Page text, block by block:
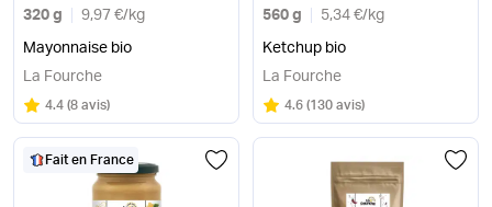
320 g 9,97 €/ kg
Mayonnaise bio
La Fourche
Note
4.4 sur 5
(8 avis)
560 g 5,34 €/ kg
Ketchup bio
La Fourche
Note
4.6 sur 5
(130 avis)
Fait en France